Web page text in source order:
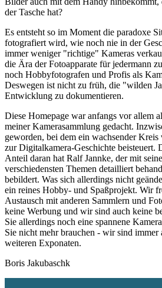
der Tasche hat?
Es entsteht so im Moment die paradoxe
fotografiert wird, wie noch nie in der
immer weniger "richtige" Kameras
die Ära der Fotoapparate für jedermann
noch Hobbyfotografen und Profis als
Deswegen ist nicht zu früh, die "wilden
Entwicklung zu dokumentieren.
Diese Homepage war anfangs vor allem
meiner Kamerasammlung gedacht.
geworden, bei dem ein wachsender
zur Digitalkamera-Geschichte beisteuert.
Anteil daran hat Ralf Jannke, der mit
verschiedensten Themen detailliert
bebildert. Was sich allerdings nicht
ein reines Hobby- und Spaßprojekt. Wir
Austausch mit anderen Sammlern und
keine Werbung und wir sind auch keine
Sie allerdings noch eine spannene
Sie nicht mehr brauchen - wir sind immer
weiteren Exponaten.
Boris Jakubaschk